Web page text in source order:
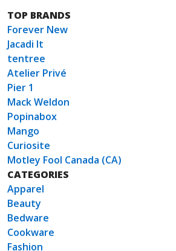
TOP BRANDS
Forever New
Jacadi It
tentree
Atelier Privé
Pier 1
Mack Weldon
Popinabox
Mango
Curiosite
Motley Fool Canada (CA)
CATEGORIES
Apparel
Beauty
Bedware
Cookware
Fashion